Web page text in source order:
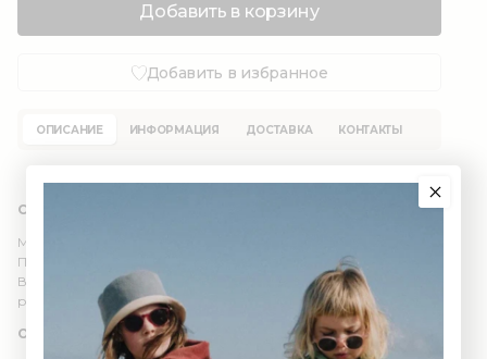
Добавить в корзину
Добавить в избранное
ОПИСАНИЕ ИНФОРМАЦИЯ ДОСТАВКА КОНТАКТЫ
Состав: органический хлопок 100% (GOTS)
Милая шапочка-гномик с завязками.
Подходит для самых маленьких.
Выполнена из мягкого гладкого трикотажа или трикотажа в
рубчик.
Обхват головы: